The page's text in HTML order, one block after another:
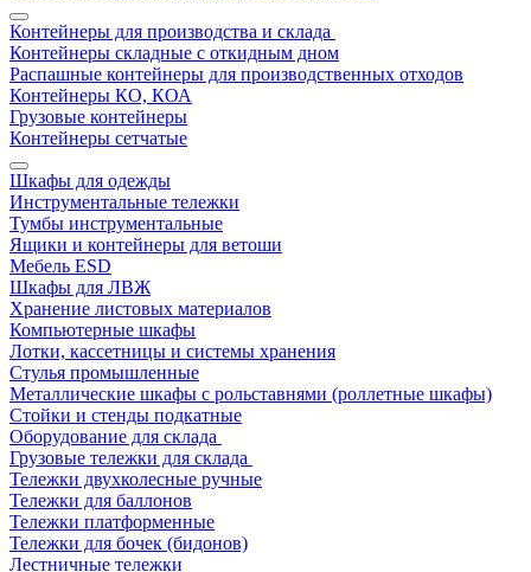
Контейнеры для производства и склада
Контейнеры складные с откидным дном
Распашные контейнеры для производственных отходов
Контейнеры КО, КОА
Грузовые контейнеры
Контейнеры сетчатые
Шкафы для одежды
Инструментальные тележки
Тумбы инструментальные
Ящики и контейнеры для ветоши
Мебель ESD
Шкафы для ЛВЖ
Хранение листовых материалов
Компьютерные шкафы
Лотки, кассетницы и системы хранения
Стулья промышленные
Металлические шкафы с рольставнями (роллетные шкафы)
Стойки и стенды подкатные
Оборудование для склада
Грузовые тележки для склада
Тележки двухколесные ручные
Тележки для баллонов
Тележки платформенные
Тележки для бочек (бидонов)
Лестничные тележки